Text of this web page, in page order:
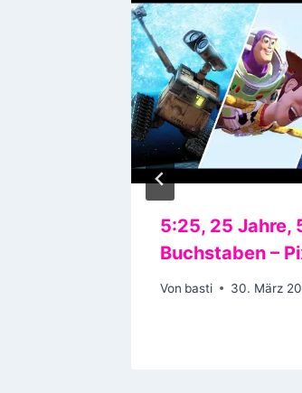
5:25, 25 Jahre,
Buchstaben –
Von basti 30. März